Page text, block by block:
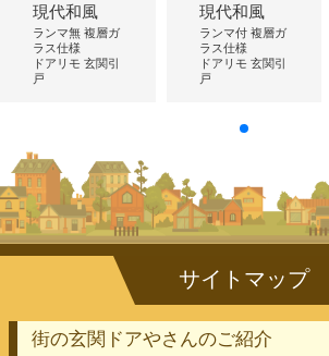
現代和風
ランマ無 複層ガ
ラス仕様
ドアリモ 玄関引
戸
現代和風
ランマ付 複層ガ
ラス仕様
ドアリモ 玄関引
戸
街の玄関ドアやさんのご紹介